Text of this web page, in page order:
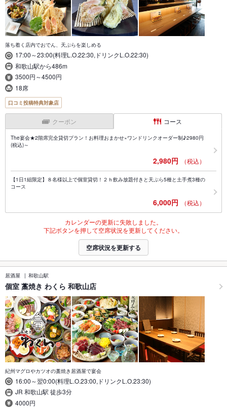
落ち着く店内でおでん、天ぷらを楽しめる
17:00～23:00(料理L.O.22:30,ドリンクL.O.22:30)
和歌山駅から486m
3500円～4500円
18席
口コミ投稿特典対象店
クーポン コース
The宴会★2階席完全貸切プラン！お料理おまかせ×ワンドリンクオーダー制♪2980円
(税込)～
2,980円 （税込）
【1日1組限定】８名様以上で個室貸切！２ｈ飲み放題付きと天ぷら5種と土手煮3種の
コース
6,000円 （税込）
カレンダーの更新に失敗しました。
下記ボタンを押して空席状況を更新してください。
空席状況を更新する
居酒屋 和歌山駅
個室 藁焼き わくら 和歌山店
紀州マグロやカツオの藁焼き居酒屋で宴会
16:00～翌0:00(料理L.O.23:00,ドリンクL.O.23:30)
JR 和歌山駅 徒歩3分
4000円